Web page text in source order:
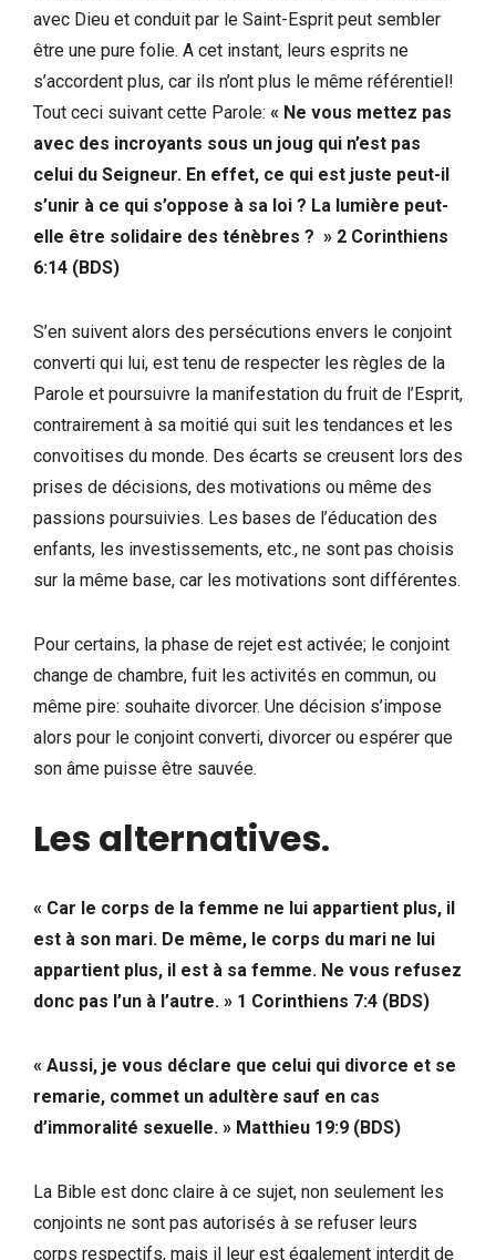
avec Dieu et conduit par le Saint-Esprit peut sembler
être une pure folie. A cet instant, leurs esprits ne
s’accordent plus, car ils n’ont plus le même référentiel!
Tout ceci suivant cette Parole: « Ne vous mettez pas
avec des incroyants sous un joug qui n’est pas
celui du Seigneur. En effet, ce qui est juste peut-il
s’unir à ce qui s’oppose à sa loi ? La lumière peut-
elle être solidaire des ténèbres ? » 2 Corinthiens
6:14 (BDS)
S’en suivent alors des persécutions envers le conjoint
converti qui lui, est tenu de respecter les règles de la
Parole et poursuivre la manifestation du fruit de l’Esprit,
contrairement à sa moitié qui suit les tendances et les
convoitises du monde. Des écarts se creusent lors des
prises de décisions, des motivations ou même des
passions poursuivies. Les bases de l’éducation des
enfants, les investissements, etc., ne sont pas choisis
sur la même base, car les motivations sont différentes.
Pour certains, la phase de rejet est activée; le conjoint
change de chambre, fuit les activités en commun, ou
même pire: souhaite divorcer. Une décision s’impose
alors pour le conjoint converti, divorcer ou espérer que
son âme puisse être sauvée.
Les alternatives.
« Car le corps de la femme ne lui appartient plus, il
est à son mari. De même, le corps du mari ne lui
appartient plus, il est à sa femme. Ne vous refusez
donc pas l’un à l’autre. » 1 Corinthiens 7:4 (BDS)
« Aussi, je vous déclare que celui qui divorce et se
remarie, commet un adultère sauf en cas
d’immoralité sexuelle. » Matthieu 19:9 (BDS)
La Bible est donc claire à ce sujet, non seulement les
conjoints ne sont pas autorisés à se refuser leurs
corps respectifs, mais il leur est également interdit de